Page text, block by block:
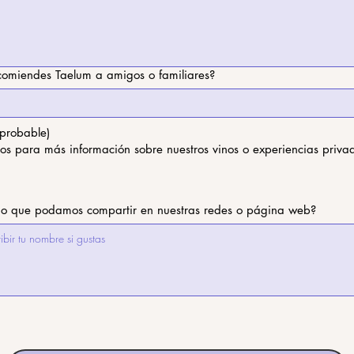
Taelum a amigos o familiares?
para más información sobre nuestros vinos o experiencias
que podamos compartir en nuestras redes o página web?